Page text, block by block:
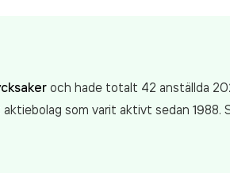
och hade totalt 42 anställda
som varit aktivt sedan 1988.